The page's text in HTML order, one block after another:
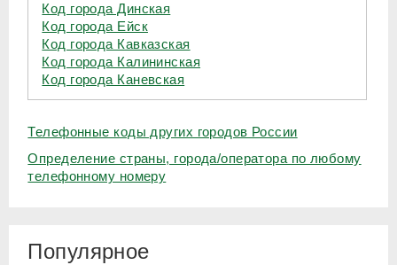
Код города Динская
Код города Ейск
Код города Кавказская
Код города Калининская
Код города Каневская
Телефонные коды других городов России
Определение страны, города/оператора по любому
телефонному номеру
Популярное